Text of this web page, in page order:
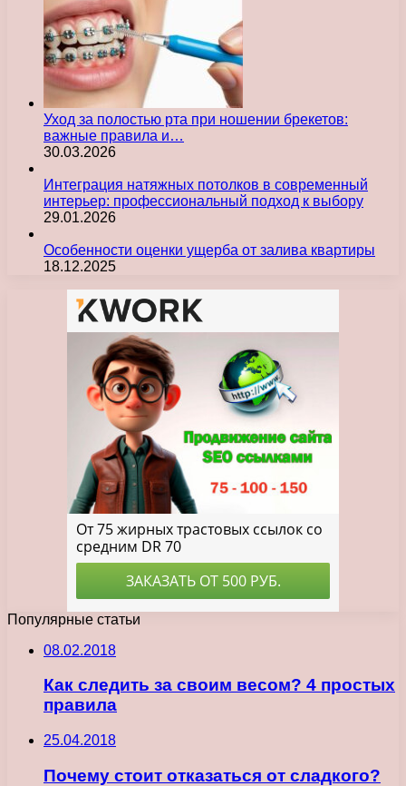
Уход за полостью рта при ношении брекетов:
важные правила и…
30.03.2026
Интеграция натяжных потолков в современный
интерьер: профессиональный подход к выбору
29.01.2026
Особенности оценки ущерба от залива квартиры
18.12.2025
Популярные статьи
08.02.2018
Как следить за своим весом? 4 простых
правила
25.04.2018
Почему стоит отказаться от сладкого?